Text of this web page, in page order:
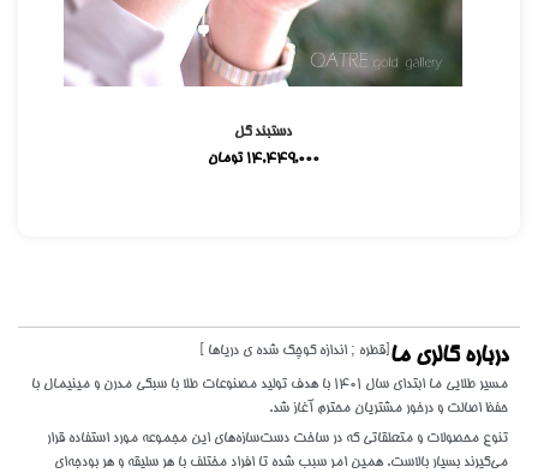
دستبند گل
14,449,000 تومان
درباره گالری ما [قطره ; اندازه کوچک شده ی دریاها ]
مسیر طلایی ما ابتدای سال 1401 با هدف تولید مصنوعات طلا با سبکی مدرن و مینیمال با
حفظ اصالت و درخور مشتریان محترم آغاز شد.
تنوع محصولات و متعلقاتی که در ساخت دست‌سازه‌های این مجموعه مورد استفاده قرار
می‌گیرند بسیار بالاست. همین امر سبب شده تا افراد مختلف با هر سلیقه و هر بودجه‌ای